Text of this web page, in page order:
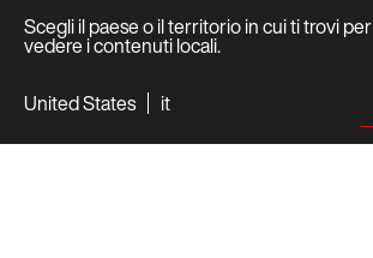
Scegli il paese o il territorio in cui ti trovi per
vedere i contenuti locali.
United States
it